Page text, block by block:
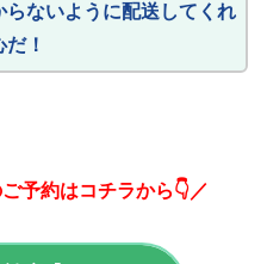
らないように配送してくれ
！
予約はコチラから👇／